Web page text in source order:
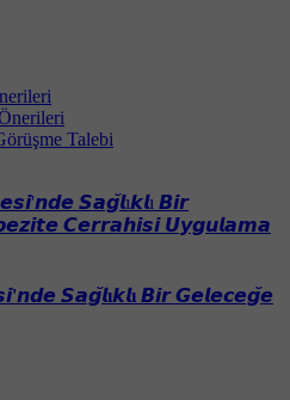
Talebi
𝙎𝙖𝙜̆𝙡ı𝙠𝙡ı 𝘽𝙞𝙧 𝙂𝙚𝙡𝙚𝙘𝙚𝙜̆𝙚